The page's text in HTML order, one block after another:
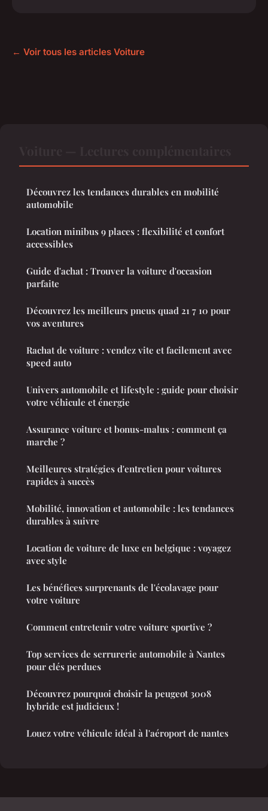
← Voir tous les articles Voiture
Découvrez les tendances durables en mobilité
automobile
Location minibus 9 places : flexibilité et confort
accessibles
Guide d'achat : Trouver la voiture d'occasion
parfaite
Découvrez les meilleurs pneus quad 21 7 10 pour
vos aventures
Rachat de voiture : vendez vite et facilement avec
speed auto
Univers automobile et lifestyle : guide pour choisir
votre véhicule et énergie
Assurance voiture et bonus-malus : comment ça
marche ?
Meilleures stratégies d'entretien pour voitures
rapides à succès
Mobilité, innovation et automobile : les tendances
durables à suivre
Location de voiture de luxe en belgique : voyagez
avec style
Les bénéfices surprenants de l'écolavage pour
votre voiture
Comment entretenir votre voiture sportive ?
Top services de serrurerie automobile à Nantes
pour clés perdues
Découvrez pourquoi choisir la peugeot 3008
hybride est judicieux !
Louez votre véhicule idéal à l'aéroport de nantes